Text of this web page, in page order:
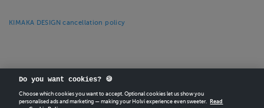
KIMAKA DESIGN cancellation policy
CREATEYOUR OWN HOLVI ONLINE STORE IN MINUTES.
Do you want cookies? 🍪
Choose which cookies you want to accept. Optional cookies let us show you
personalised ads and marketing — making your Holvi experience even sweeter.
Read